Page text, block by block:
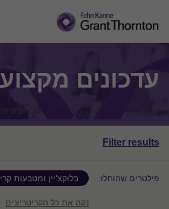
עדכונים
Filter results
פילטרים שהוחלו: בלוקצ'יין ומטבעות
נקה את כל הקריטריונים